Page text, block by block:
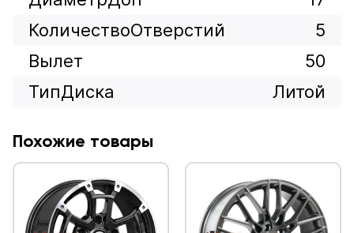
КоличествоОтверстий
5
Вылет
50
ТипДиска
Литой
Похожие товары